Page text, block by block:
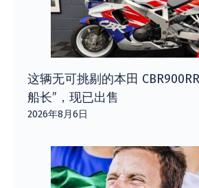
这辆无可挑剔的本田
船长”，现已出售
2026年8月6日